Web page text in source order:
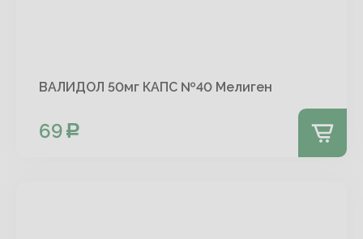
ВАЛИДОЛ 50мг КАПС №40 Мелиген
69